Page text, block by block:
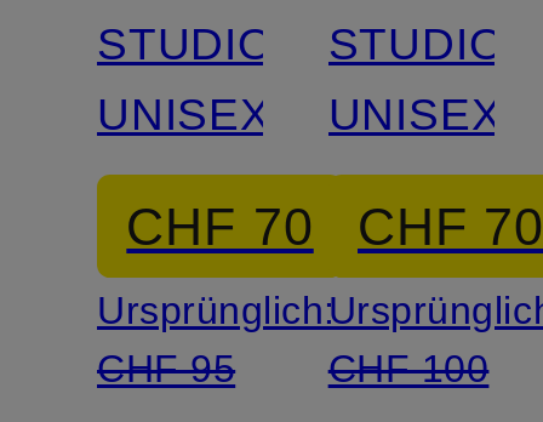
STUDIO
UNISEX
CHF 70
Ursprünglich:
CHF 95
STUDIO
UNISEX
CHF
CHF 100